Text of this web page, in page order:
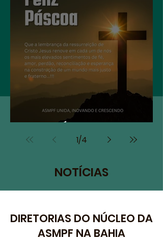
aposentados e
servidores do MPU
FELIZ PÁSCOA
1/4
NOTÍCIAS
DIRETORIAS DO NÚCLEO DA
ASMPF NA BAHIA